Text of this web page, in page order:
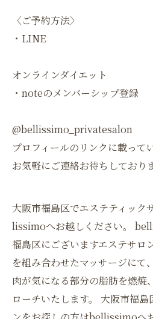
〈ご予約方法〉
・LINE
オンラインダイエット
・noteのメンバーシップ登録
@bellissimo_privatesalon
プロフィールのリンクに載って
お気軽にご連絡お待ちしており
大阪市福島区でエステティック
lissimoへお越しください。
福島区にございますエステサロ
を組み合わせたマッサージにて
肉が気になる部分の脂肪を燃焼
ローチいたします。 大阪市福